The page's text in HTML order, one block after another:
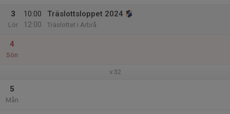
3
Lör
10:00
12:00
Träslottsloppet 2024
Träslottet i Arbrå
4
Sön
v.32
5
Mån